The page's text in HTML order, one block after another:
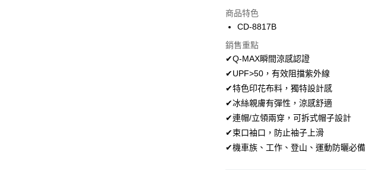
LINE Pay
Apple Pay
悠遊付
運送方式
商品特色
CD-8817B
銷售重點
✔Q-MAX瞬間涼感認證
✔UPF>50，有效阻擋紫外線
✔特色印花布料，獨特設計感
✔冰絲親膚有彈性，涼感舒適
✔連帽/立領兩穿，可拆式帽子設計
✔束口袖口，防止袖子上滑
✔機車族、工作、登山、運動防曬必備